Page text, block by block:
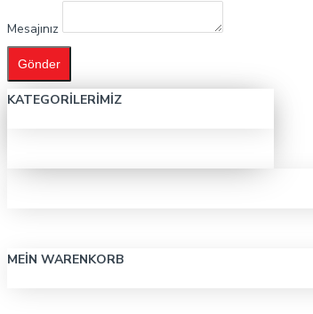
Mesajınız
Gönder
KATEGORILERIMIZ
MEIN WARENKORB